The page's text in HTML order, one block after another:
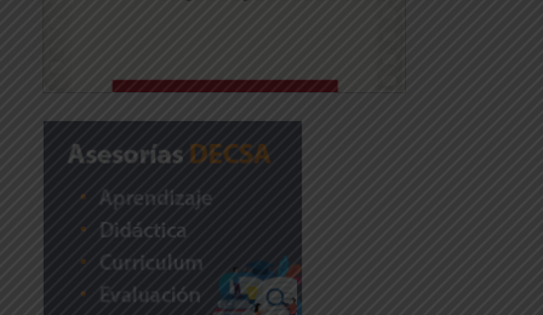
Revisar más información